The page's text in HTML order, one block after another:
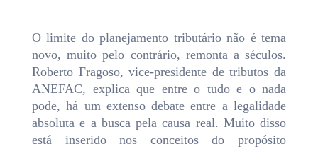
O limite do planejamento tributário não é tema
novo, muito pelo contrário, remonta a séculos.
Roberto Fragoso, vice-presidente de tributos da
ANEFAC, explica que entre o tudo e o nada
pode, há um extenso debate entre a legalidade
absoluta e a busca pela causa real. Muito disso
está inserido nos conceitos do propósito